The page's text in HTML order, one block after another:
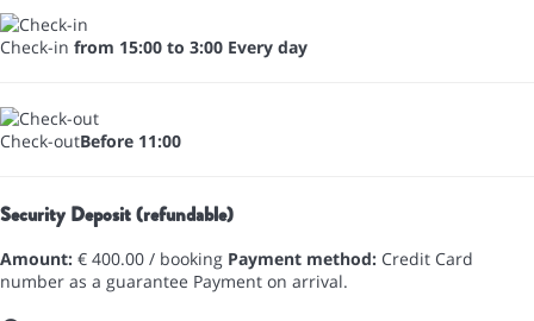
Check-in from 15:00 to 3:00 Every day
Check-outBefore 11:00
Security Deposit (refundable)
Amount: € 400.00 / booking Payment method: Credit Card
number as a guarantee Payment on arrival.